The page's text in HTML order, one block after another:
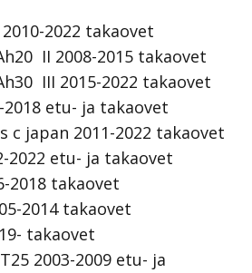
2022 takaovet
II 2008-2015 takaovet
III 2015-2022 takaovet
etu- ja takaovet
c japan 2011-2022 takaovet
2022 etu- ja takaovet
2018 takaovet
2014 takaovet
takaovet
2003-2009 etu- ja